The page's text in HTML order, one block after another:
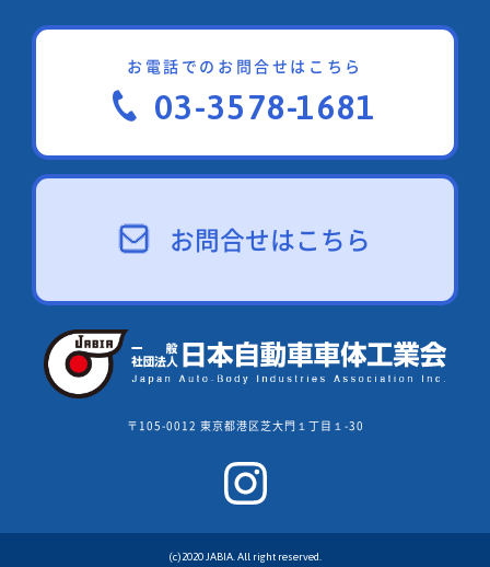
お電話でのお問合せはこちら
03-3578-1681
お問合せはこちら
〒105-0012 東京都港区芝大門１丁目１-30
(c)2020 JABIA. All right reserved.